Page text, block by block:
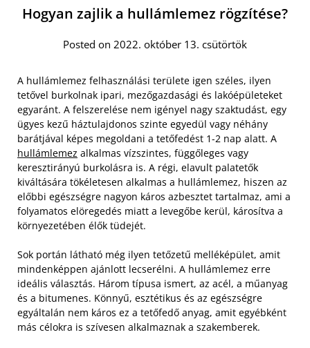
Hogyan zajlik a hullámlemez rögzítése?
Posted on 2022. október 13. csütörtök
A hullámlemez felhasználási területe igen széles, ilyen
tetővel burkolnak ipari, mezőgazdasági és lakóépületeket
egyaránt. A felszerelése nem igényel nagy szaktudást, egy
ügyes kezű háztulajdonos szinte egyedül vagy néhány
barátjával képes megoldani a tetőfedést 1-2 nap alatt. A
hullámlemez alkalmas vízszintes, függőleges vagy
keresztirányú burkolásra is. A régi, elavult palatetők
kiváltására tökéletesen alkalmas a hullámlemez, hiszen az
előbbi egészségre nagyon káros azbesztet tartalmaz, ami a
folyamatos elöregedés miatt a levegőbe kerül, károsítva a
környezetében élők tüdejét.
Sok portán látható még ilyen tetőzetű melléképület, amit
mindenképpen ajánlott lecserélni. A hullámlemez erre
ideális választás. Három típusa ismert, az acél, a műanyag
és a bitumenes. Könnyű, esztétikus és az egészségre
egyáltalán nem káros ez a tetőfedő anyag, amit egyébként
más célokra is szívesen alkalmaznak a szakemberek.